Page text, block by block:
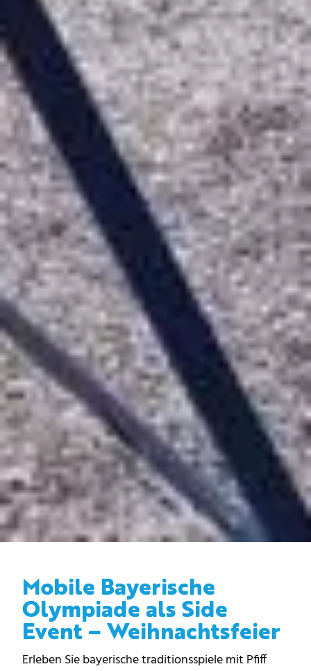
Mobile Bayerische
Olympiade als Side
Event – Weihnachtsfeier
Erleben Sie bayerische traditionsspiele mit Pfiff